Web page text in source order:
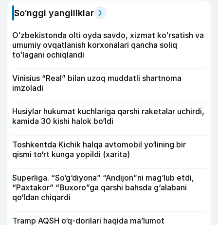
So‘nggi yangiliklar
Oʻzbekistonda olti oyda savdo, xizmat koʻrsatish va
umumiy ovqatlanish korxonalari qancha soliq
toʻlagani ochiqlandi
Vinisius “Real” bilan uzoq muddatli shartnoma
imzoladi
Husiylar hukumat kuchlariga qarshi raketalar uchirdi,
kamida 30 kishi halok bo‘ldi
Toshkentda Kichik halqa avtomobil yo‘lining bir
qismi to‘rt kunga yopildi (xarita)
Superliga. “So‘g‘diyona” “Andijon”ni mag‘lub etdi,
“Paxtakor” “Buxoro”ga qarshi bahsda g‘alabani
qo‘ldan chiqardi
Tramp AQSH o‘q-dorilari haqida ma’lumot